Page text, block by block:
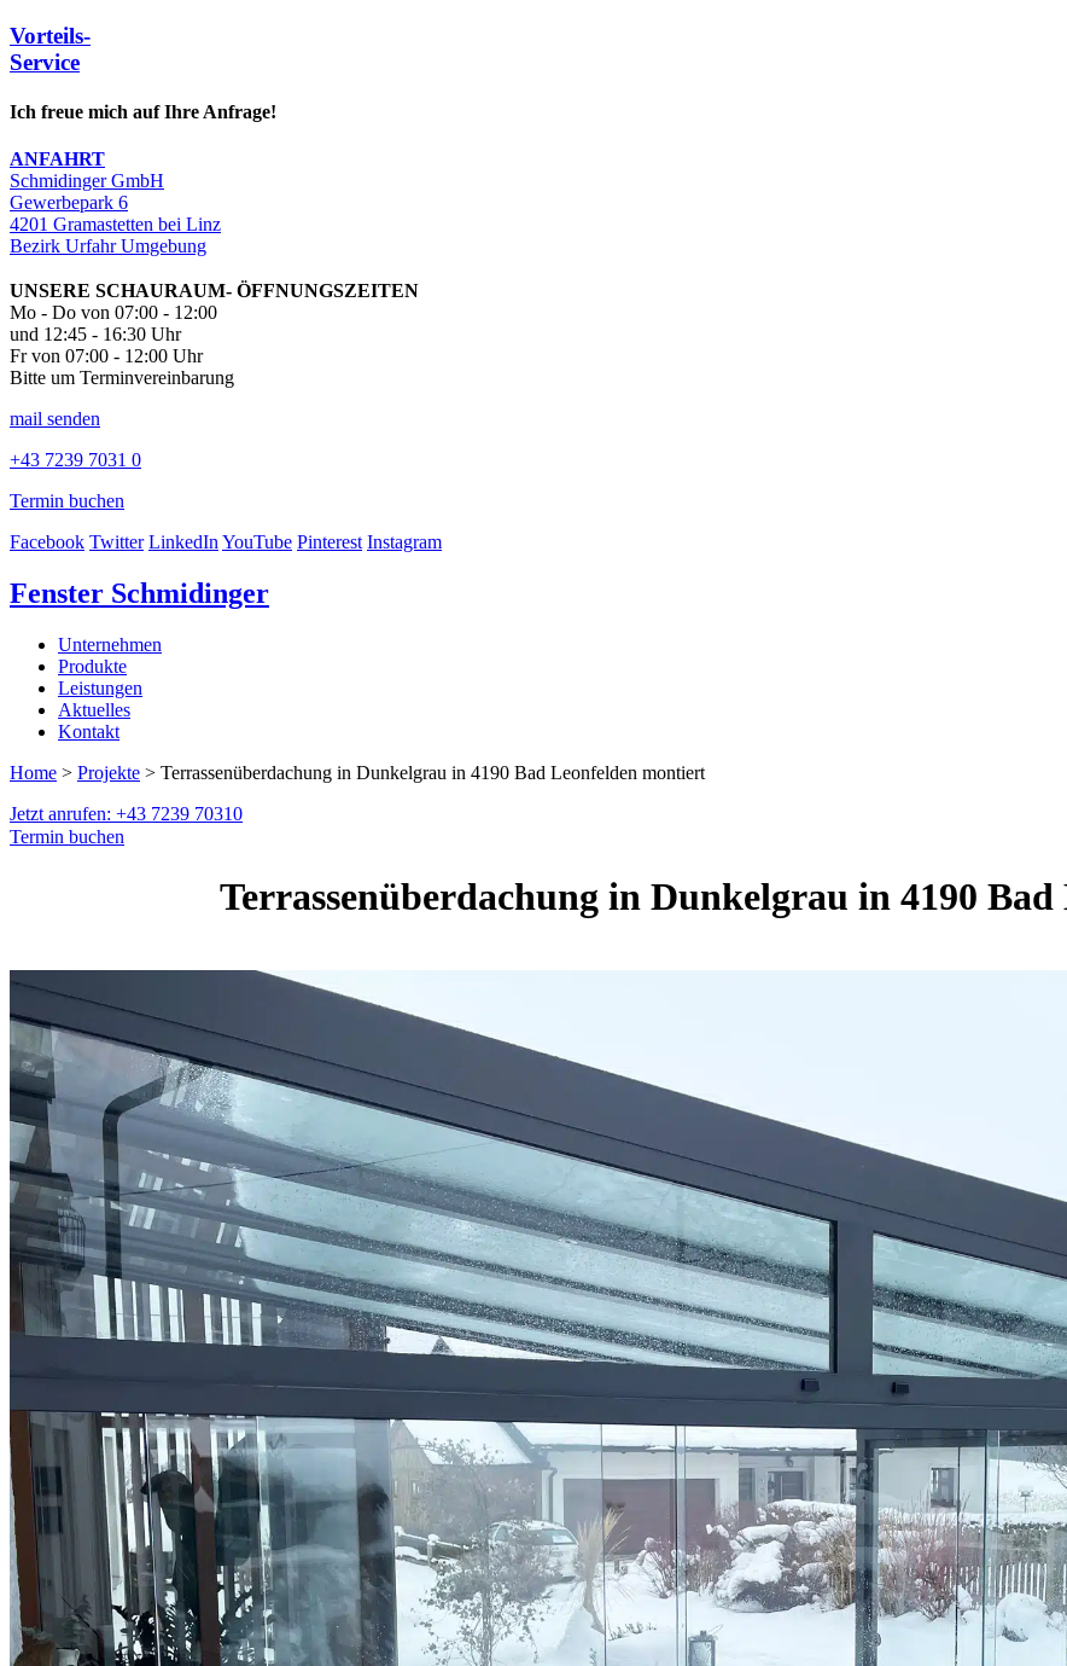
Vorteils-
Service
Ich freue mich auf Ihre Anfrage!
ANFAHRT
Schmidinger GmbH
Gewerbepark 6
4201 Gramastetten bei Linz
Bezirk Urfahr Umgebung
UNSERE SCHAURAUM- ÖFFNUNGSZEITEN
Mo - Do von 07:00 - 12:00
und 12:45 - 16:30 Uhr
Fr von 07:00 - 12:00 Uhr
Bitte um Terminvereinbarung
mail senden
+43 7239 7031 0
Termin buchen
Facebook Twitter LinkedInYouTube Pinterest Instagram
Fenster Schmidinger
Unternehmen
Produkte
Leistungen
Aktuelles
Kontakt
Home > Projekte > Terrassenüberdachung in Dunkelgrau in 4190 Bad Leonfelden montiert
Jetzt anrufen: +43 7239 70310
Termin buchen
Terrassenüberdachung in Dunkelgrau in 4190